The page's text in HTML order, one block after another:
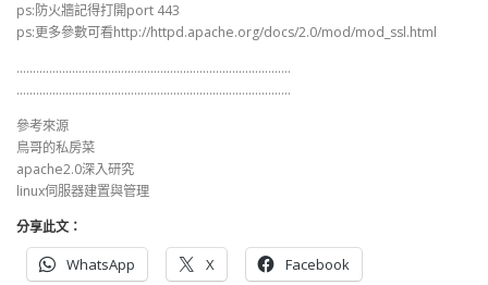
ps:防火牆記得打開port 443
ps:更多參數可看http://httpd.apache.org/docs/2.0/mod/mod_ssl.html
…………………………………………………………………………
…………………………………………………………………………
參考來源
鳥哥的私房菜
apache2.0深入研究
linux伺服器建置與管理
分享此文：
WhatsApp X Facebook